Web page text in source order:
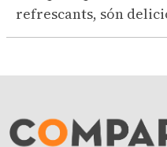
refrescants, són